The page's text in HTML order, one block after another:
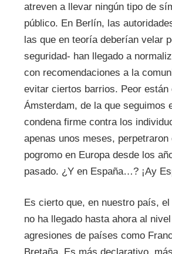
atreven a llevar ningún tipo de
público. En Berlín, las
las que en teoría deberían velar
seguridad- han llegado a
con recomendaciones a la
evitar ciertos barrios. Peor están
Ámsterdam, de la que seguimos
condena firme contra los
apenas unos meses, perpetraron
pogromo en Europa desde los
pasado. ¿Y en España…? ¡Ay
Es cierto que, en nuestro país,
no ha llegado hasta ahora al
agresiones de países como